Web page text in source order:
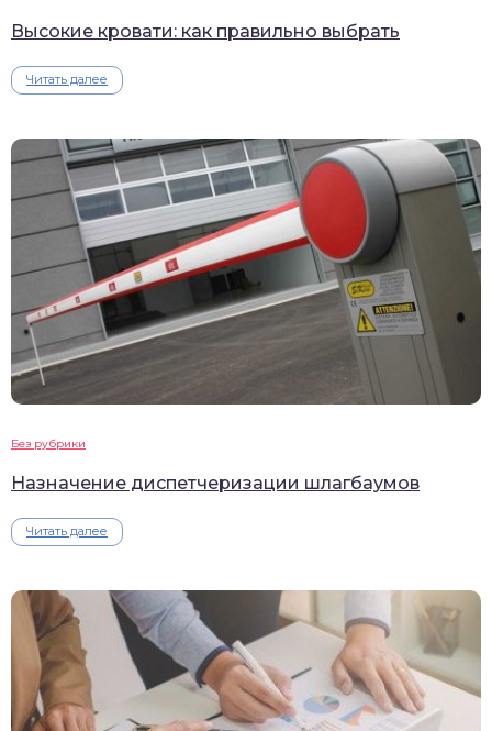
Высокие кровати: как правильно выбрать
Читать далее
Без рубрики
Назначение диспетчеризации шлагбаумов
Читать далее